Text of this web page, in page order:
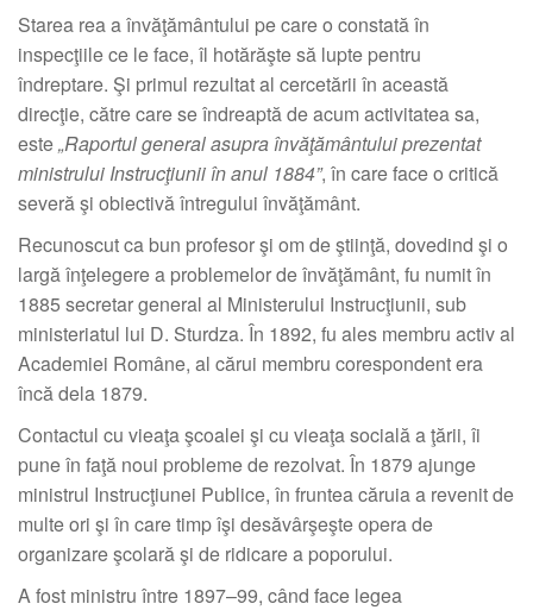
Starea rea a învăţământului pe care o constată în
inspecţiile ce le face, îl hotărăşte să lupte pentru
îndreptare. Şi primul rezultat al cercetării în această
direcţie, către care se îndreaptă de acum activitatea sa,
este„Raportul general asupra învăţământului prezentat
ministrului Instrucţiunii în anul 1884”, în care face o critică
severă şi obiectivă întregului învăţământ.
Recunoscut ca bun profesor şi om de ştiinţă, dovedind şi o
largă înţelegere a problemelor de învăţământ, fu numit în
1885 secretar general al Ministerului Instrucţiunii, sub
ministeriatul lui D. Sturdza. În 1892, fu ales membru activ al
Academiei Române, al cărui membru corespondent era
încă dela 1879.
Contactul cu vieaţa şcoalei şi cu vieaţa socială a ţării, îi
pune în faţă noui probleme de rezolvat. În 1879 ajunge
ministrul Instrucţiunei Publice, în fruntea căruia a revenit de
multe ori şi în care timp îşi desăvârşeşte opera de
organizare şcolară şi de ridicare a poporului.
A fost ministru între 1897–99, când face legea